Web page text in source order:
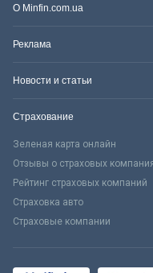
О Minfin.com.ua
Реклама
Новости и статьи
Страхование
Зеленая карта онлайн
Отзывы о страховых
Рейтинг страховых компаний
Страховка авто
Страховые компании